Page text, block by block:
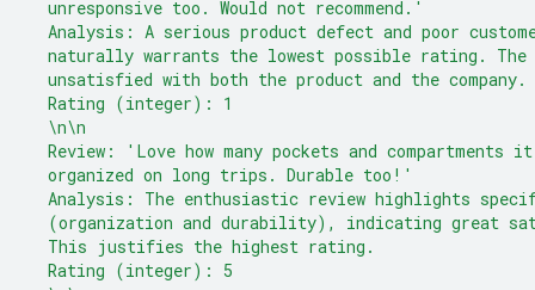
  unresponsive too. Would not recommend.'
Analysis: A serious product defect and poor
naturally warrants the lowest possible rating.
  unsatisfied with both the product and the company.
  Rating (integer): 1
  \n\n
Review: 'Love how many pockets and compartments
  organized on long trips. Durable too!'
Analysis: The enthusiastic review highlights
(organization and durability), indicating great
  This justifies the highest rating.
  Rating (integer): 5